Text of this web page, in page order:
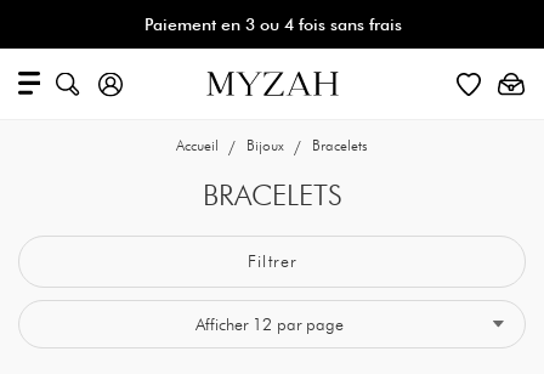
Paiement en 3 ou 4 fois sans frais
Accueil Bijoux Bracelets
BRACELETS
Filtrer